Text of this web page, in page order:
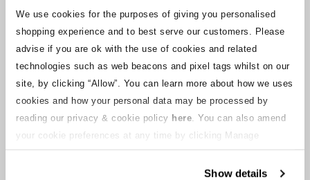
We use cookies for the purposes of giving you personalised
shopping experience and to best serve our customers. Please
advise if you are ok with the use of cookies and related
technologies such as web beacons and pixel tags whilst on our
site, by clicking “Allow”. You can learn more about how we uses
cookies and how your personal data may be processed by
reading our privacy & cookie policy here . You can also amend
your cookie preferences at any time by clicking Manage
Cookies in the footer of this site.
Show details
Notre option d'hébergement glamping propose de
grandes tentes cloches de haute qualité pouvant
accueillir jusqu'à quatre personnes et donne accès à
notre site partenaire Porsche Curves situé à
proximité pour profiter de l'action depuis sa banque
d'observation privée.
EN SAVOIR PLUS